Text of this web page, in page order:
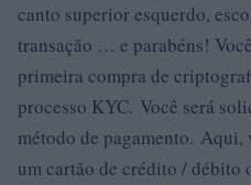
canto superior esquerdo,
transação … e parabéns!
primeira compra de
processo KYC. Você será
método de pagamento.
um cartão de crédito / débito